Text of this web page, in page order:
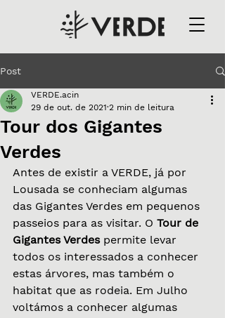
Post
Tour dos Gigantes
Verdes
VERDE.acin
29 de out. de 2021 2 min de leitura
Antes de existir a VERDE, já por
Lousada se conheciam algumas
das Gigantes Verdes em pequenos
passeios para as visitar. O Tour de
Gigantes Verdes permite levar
todos os interessados a conhecer
estas árvores, mas também o
habitat que as rodeia. Em Julho
voltámos a conhecer algumas